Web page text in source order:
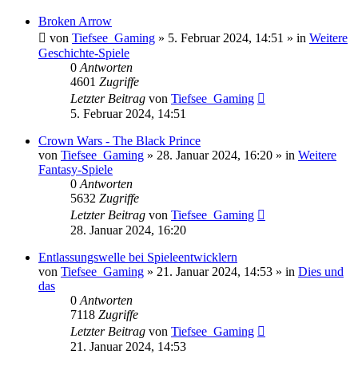
Broken Arrow
von Tiefsee_Gaming » 5. Februar 2024, 14:51 » in Weitere
Geschichte-Spiele
0 Antworten
4601 Zugriffe
Letzter Beitrag von Tiefsee_Gaming
5. Februar 2024, 14:51
Crown Wars - The Black Prince
von Tiefsee_Gaming » 28. Januar 2024, 16:20 » in Weitere
Fantasy-Spiele
0 Antworten
5632 Zugriffe
Letzter Beitrag von Tiefsee_Gaming
28. Januar 2024, 16:20
Entlassungswelle bei Spieleentwicklern
von Tiefsee_Gaming » 21. Januar 2024, 14:53 » in Dies und
das
0 Antworten
7118 Zugriffe
Letzter Beitrag von Tiefsee_Gaming
21. Januar 2024, 14:53